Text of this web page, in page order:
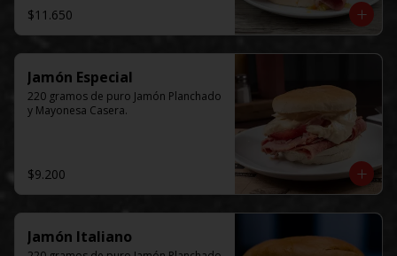
$11.650
Jamón Especial
220 gramos de puro Jamón Planchado
y Mayonesa Casera.
$9.200
Jamón Italiano